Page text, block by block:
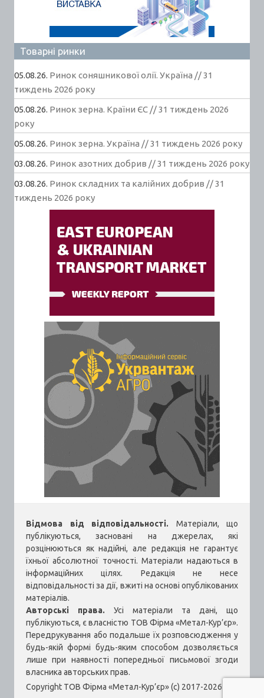
Товарні ринки
05.08.26. Ринок соняшникової олії. Україна // 31
тиждень 2026 року
05.08.26. Ринок зерна. Країни ЄС // 31 тиждень 2026
року
05.08.26. Ринок зерна. Україна // 31 тиждень 2026 року
03.08.26. Ринок азотних добрив // 31 тиждень 2026 року
03.08.26. Ринок складних та калійних добрив // 31
тиждень 2026 року
Відмова від відповідальності. Матеріали, що
публікуються, засновані на джерелах, які
розцінюються як надійні, але редакція не гарантує
їхньої абсолютної точності. Матеріали надаються в
інформаційних цілях. Редакція не несе
відповідальності за дії, вжиті на основі опублікованих
матеріалів.
Авторські права. Усі матеріали та дані, що
публікуються, є власністю ТОВ Фірма «Метал-Кур’єр».
Передрукування або подальше їх розповсюдження у
будь-якій формі будь-яким способом дозволяється
лише при наявності попередньої письмової згоди
власника авторських прав.
Copyright ТОВ Фірма «Метал-Кур’єр» (c) 2017-2026